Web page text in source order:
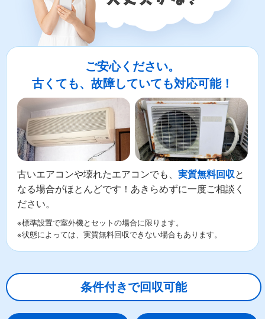
ご安心ください。
古くても、故障していても対応可能！
古いエアコンや壊れたエアコンでも、 実質無料回収と
なる場合がほとんどです！あきらめずに一度ご相談く
ださい。
※標準設置で室外機とセットの場合に限ります。
※状態によっては、実質無料回収できない場合もあります。
条件付きで回収可能